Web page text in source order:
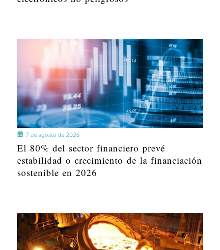
7 de agosto de 2026
El 80% del sector financiero prevé
estabilidad o crecimiento de la financiación
sostenible en 2026